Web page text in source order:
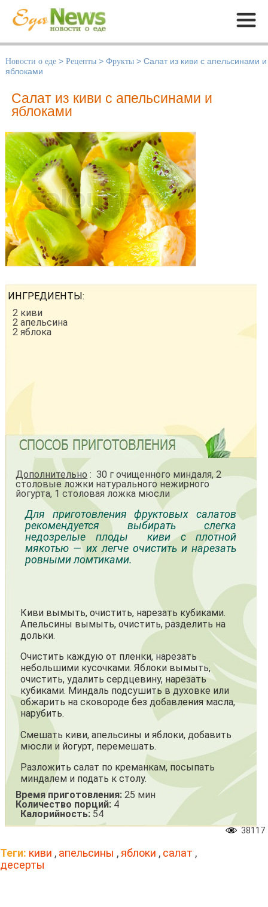
Меню
Новости о еде > Рецепты > Фрукты > Салат из киви с апельсинами и
яблоками
Салат из киви с апельсинами и
яблоками
ИНГРЕДИЕНТЫ:
2 киви
2 апельсина
2 яблока
Дополнительно : 30 г очищенного миндаля, 2
столовые ложки натурального нежирного
йогурта, 1 столовая ложка мюсли
Для приготовления фруктовых салатов
рекомендуется выбирать слегка
недозрелые плоды киви с плотной
мякотью — их легче очистить и нарезать
ровными ломтиками.
Киви вымыть, очистить, нарезать кубиками.
Апельсины вымыть, очистить, разделить на
дольки.
Очистить каждую от пленки, нарезать
небольшими кусочками. Яблоки вы­мыть,
очистить, удалить сердцевину, нарезать
кубиками. Миндаль подсушить в духовке или
обжарить на сковороде без добавления масла,
нарубить.
Смешать киви, апельси­ны и яблоки, добавить
мюсли и йогурт, перемешать.
Раз­ложить салат по креманкам, посыпать
миндалем и подать к столу.
Время приготовления:25 мин
Количество порций: 4
Калорийность: 54
38117
Теги: киви , апельсины , яблоки , салат ,
десерты